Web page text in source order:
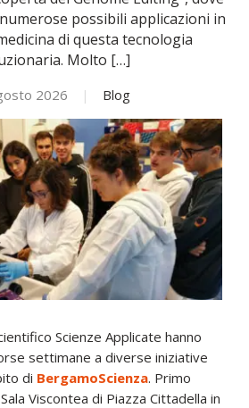
possibili applicazioni in
di questa tecnologia
Molto […]
2026 | Blog
Scienze Applicate hanno
settimane a diverse iniziative
di BergamoScienza. Primo
Viscontea di Piazza Cittadella in